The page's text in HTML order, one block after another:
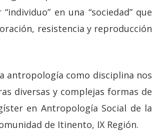
en una “sociedad” que
resistencia y reproducción
antropología como disciplina nos
diversas y complejas formas de
en Antropología Social de la
de Itinento, IX Región.